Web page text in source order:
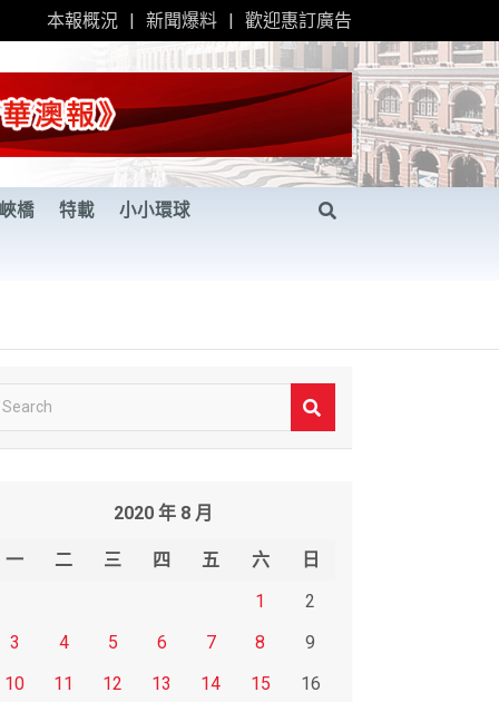
本報概況 新聞爆料 歡迎惠訂廣告
橋 特載 小小環球
2020 年 8 月
一 二 三 四 五 六
日
1
2
3
4 5 6 7 8
9
10
11 12 13 14 15
16